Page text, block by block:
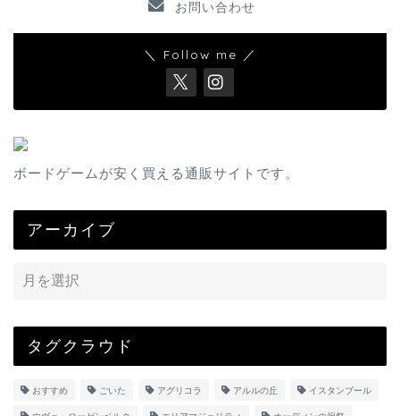
お問い合わせ
＼ Follow me ／
ボードゲームが安く買える通販サイトです。
アーカイブ
タグクラウド
おすすめ ごいた アグリコラ アルルの丘 イスタンブール